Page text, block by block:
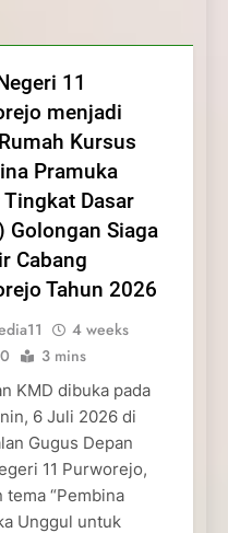
11
menjadi
Kursus
Pramuka
Dasar
Golongan Siaga
Cabang
Tahun 2026
4 weeks
0 3 mins
KMD dibuka pada
6 Juli 2026 di
Gugus Depan
11 Purworejo,
tema “Pembina
Unggul untuk